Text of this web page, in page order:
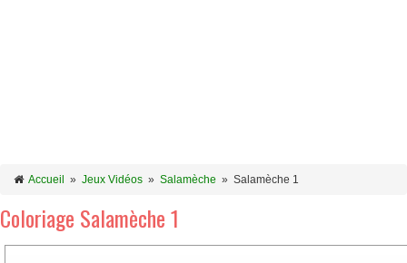
Accueil » Jeux Vidéos » Salamèche » Salamèche 1
Coloriage Salamèche 1